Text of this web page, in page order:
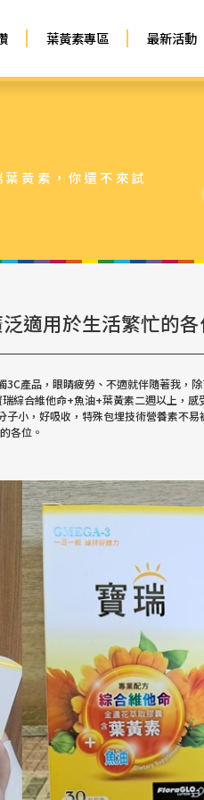
葉黃素專區 最新活動
黃素，你還不來試
適用於生活繁忙的各
產品，眼睛疲勞、不適就伴隨著我，
綜合維他命+魚油+葉黃素二週以上，
小，好吸收，特殊包埋技術營養素不
各位。